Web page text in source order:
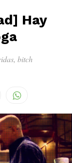
Hay
bitch